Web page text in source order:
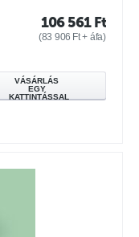
106 561 Ft
(83 906 Ft+ áfa)
VÁSÁRLÁS
EGY
KATTINTÁSSAL